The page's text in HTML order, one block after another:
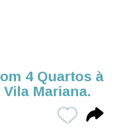
4 Quartos à
Vila Mariana.